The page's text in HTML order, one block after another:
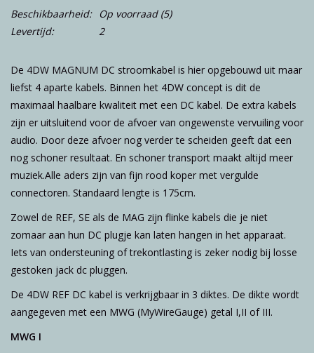
Beschikbaarheid: Op voorraad(5)
Levertijd:
2
De 4DW MAGNUM DC stroomkabel is hier opgebouwd uit maar
liefst 4 aparte kabels. Binnen het 4DW concept is dit de
maximaal haalbare kwaliteit met een DC kabel. De extra kabels
zijn er uitsluitend voor de afvoer van ongewenste vervuiling voor
audio. Door deze afvoer nog verder te scheiden geeft dat een
nog schoner resultaat. En schoner transport maakt altijd meer
muziek.Alle aders zijn van fijn rood koper met vergulde
connectoren. Standaard lengte is 175cm.
Zowel de REF, SE als de MAG zijn flinke kabels die je niet
zomaar aan hun DC plugje kan laten hangen in het apparaat.
Iets van ondersteuning of trekontlasting is zeker nodig bij losse
gestoken jack dc pluggen.
De 4DW REF DC kabel is verkrijgbaar in 3 diktes. De dikte wordt
aangegeven met een MWG (MyWireGauge) getal I,II of III.
MWG I